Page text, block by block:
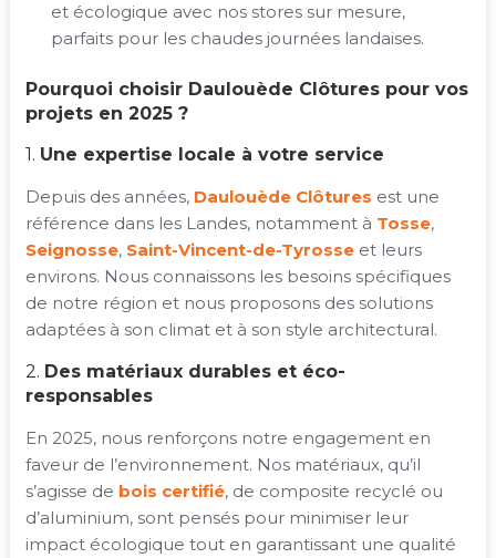
et écologique avec nos stores sur mesure,
parfaits pour les chaudes journées landaises.
Pourquoi choisir Daulouède Clôtures pour vos
projets en 2025 ?
1. Une expertise locale à votre service
Depuis des années, Daulouède Clôtures est une
référence dans les Landes, notamment à Tosse,
Seignosse, Saint-Vincent-de-Tyrosse et leurs
environs. Nous connaissons les besoins spécifiques
de notre région et nous proposons des solutions
adaptées à son climat et à son style architectural.
2. Des matériaux durables et éco-
responsables
En 2025, nous renforçons notre engagement en
faveur de l’environnement. Nos matériaux, qu’il
s’agisse de bois certifié, de composite recyclé ou
d’aluminium, sont pensés pour minimiser leur
impact écologique tout en garantissant une qualité